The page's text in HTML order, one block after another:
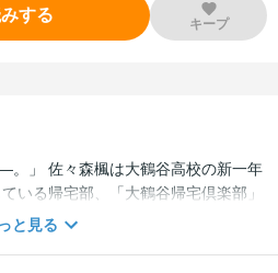
する キープ
。」 佐々森楓は大鶴谷高校の新一年
いる帰宅部、「大鶴谷帰宅倶楽部」
に寄り道の買い食い。 JK3人で究
と見る